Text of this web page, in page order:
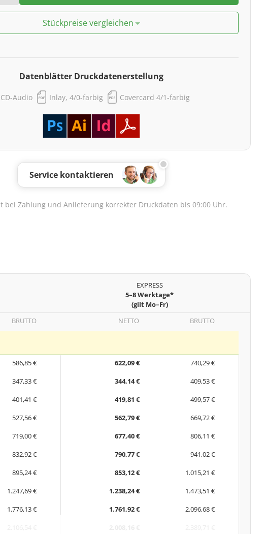
Stückpreise vergleichen
Datenblätter Druckdatenerstellung
CD-Audio Inlay, 4/0-farbig Covercard 4/1-farbig
Service kontaktieren
bei Zahlung und Anlieferung korrekter Druckdaten bis 09:00 Uhr.
EXPRESS
5–8 Werktage*
(gilt Mo–Fr)
BRUTTO NETTO BRUTTO
586,85 € 622,09 €
740,29 €
347,33 € 344,14 €
409,53 €
401,41 € 419,81 €
499,57 €
527,56 € 562,79 €
669,72 €
719,00 € 677,40 €
806,11 €
832,92 € 790,77 €
941,02 €
895,24 € 853,12 €
1.015,21 €
1.247,69 € 1.238,24 €
1.473,51 €
1.776,13 € 1.761,92 €
2.096,68 €